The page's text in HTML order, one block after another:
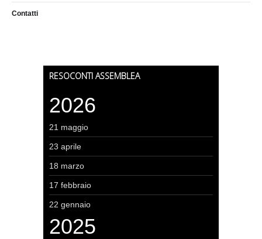
Contatti
RESOCONTI ASSEMBLEA
2026
21 maggio
23 aprile
18 marzo
17 febbraio
22 gennaio
2025